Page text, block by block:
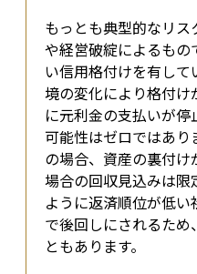
もっとも典型的なリ
や経営破綻によるもの
い信用格付けを有し
境の変化により格付
に元利金の支払いが停
可能性はゼロではあ
の場合、資産の裏付
場合の回収見込みは限
ように返済順位が低
で後回しにされるた
ともあります。